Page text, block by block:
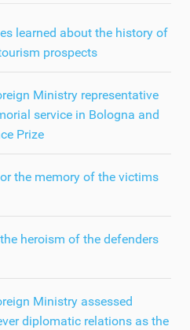
learned about the history of
prospects
Ministry representative
service in Bologna and
Prize
the memory of the victims
heroism of the defenders
Ministry assessed
diplomatic relations as the